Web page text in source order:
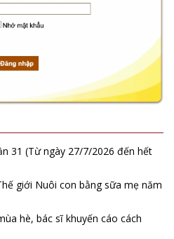
31 (Từ ngày 27/7/2026 đến hết
giới Nuôi con bằng sữa mẹ năm
hè, bác sĩ khuyến cáo cách